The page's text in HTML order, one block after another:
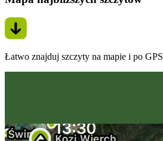
Łatwo znajduj szczyty na mapie i po GPS